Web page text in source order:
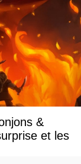
&
et les